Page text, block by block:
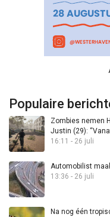
Populaire
Zombies nemen
Justin (29):
16:11 - 26 juli
Automobilist
13:36 - 26 juli
Na nog één